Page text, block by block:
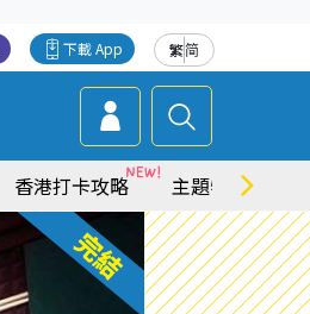
繁简
下載 App
香港打卡攻略 主題特集